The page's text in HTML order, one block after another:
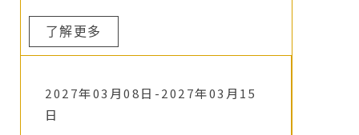
了解更多
2027年03月08日-2027年03月15
日